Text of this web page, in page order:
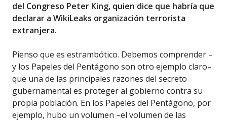
del Congreso Peter King, quien dice que habría que
declarar a WikiLeaks organización terrorista
extranjera.
Pienso que es estrambótico. Debemos comprender –
y los Papeles del Pentágono son otro ejemplo claro–
que una de las principales razones del secreto
gubernamental es proteger al gobierno contra su
propia población. En los Papeles del Pentágono, por
ejemplo, hubo un volumen –el volumen de las